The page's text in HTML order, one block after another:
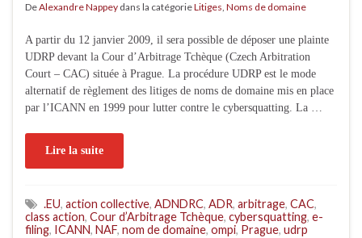
DeAlexandre Nappey dans la catégorieLitiges, Noms de domaine
A partir du 12 janvier 2009, il sera possible de déposer une plainte
UDRP devant la Cour d’Arbitrage Tchèque (Czech Arbitration
Court – CAC) située à Prague. La procédure UDRP est le mode
alternatif de règlement des litiges de noms de domaine mis en place
par l’ICANN en 1999 pour lutter contre le cybersquatting. La …
Lire la suite
.EU, action collective, ADNDRC, ADR, arbitrage, CAC,
class action, Cour d’Arbitrage Tchèque, cybersquatting, e-
filing, ICANN, NAF, nom de domaine, ompi, Prague, udrp